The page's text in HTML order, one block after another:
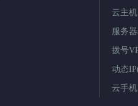
云主机
服务
拨号
动态
云手机